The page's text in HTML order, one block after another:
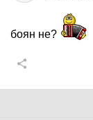
боян не?